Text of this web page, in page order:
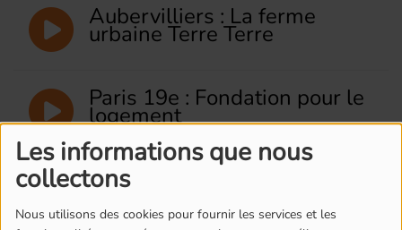
Les informations que nous
collectons
Nous utilisons des cookies pour fournir les services et les
Aubervilliers : La ferme
urbaine Terre Terre
Paris 19e : Fondation pour le
logement
Montreuil : Le Fablab de la
Maison Populaire